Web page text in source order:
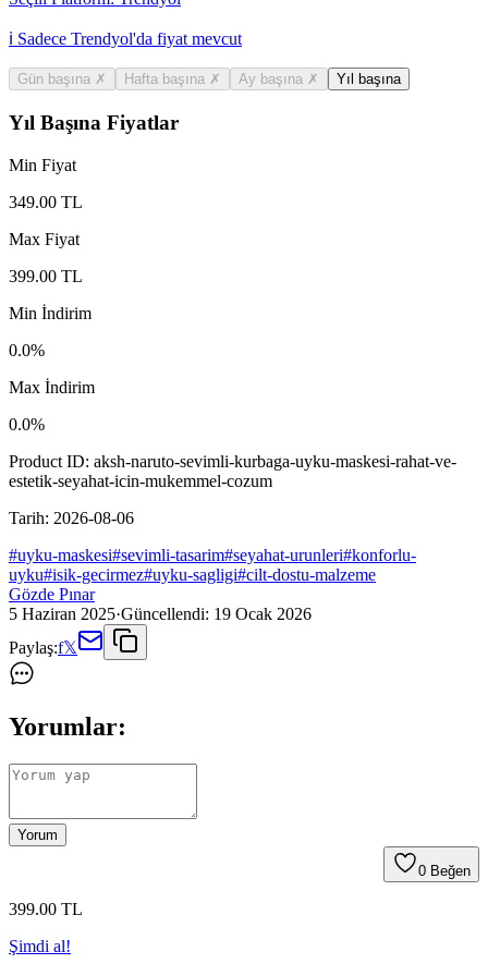
ℹ️ Sadece Trendyol'da fiyat mevcut
Gün başına ✗ Hafta başına ✗ Ay başına ✗ Yıl başına
Yıl Başına Fiyatlar
Min Fiyat
349.00 TL
Max Fiyat
399.00 TL
Min İndirim
0.0%
Max İndirim
0.0%
Product ID: aksh-naruto-sevimli-kurbaga-uyku-maskesi-rahat-ve-
estetik-seyahat-icin-mukemmel-cozum
Tarih: 2026-08-06
#uyku-maskesi#sevimli-tasarim#seyahat-urunleri#konforlu-
uyku#isik-gecirmez#uyku-sagligi#cilt-dostu-malzeme
Gözde Pınar
5 Haziran 2025·Güncellendi: 19 Ocak 2026
Paylaş:f𝕏
Yorumlar:
Yorum
0 Beğen
399.00 TL
Şimdi al!